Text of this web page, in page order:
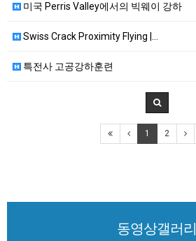
미국 Perris Valley에서의 빅웨이 강하
Swiss Crack Proximity Flying |…
특전사 고공강하훈련
1 2
동영상갤러리